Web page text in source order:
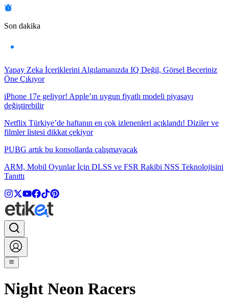
Son dakika
Yapay Zeka İçeriklerini Algılamanızda IQ Değil, Görsel Beceriniz
Öne Çıkıyor
iPhone 17e geliyor! Apple’ın uygun fiyatlı modeli piyasayı
değiştirebilir
Netflix Türkiye’de haftanın en çok izlenenleri açıklandı! Diziler ve
filmler listesi dikkat çekiyor
PUBG artık bu konsollarda çalışmayacak
ARM, Mobil Oyunlar İçin DLSS ve FSR Rakibi NSS Teknolojisini
Tanıttı
Night Neon Racers